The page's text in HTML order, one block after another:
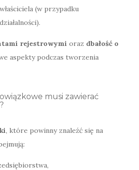
(w przypadku
rejestrowymi oraz dbałość o
aspekty podczas tworzenia
musi zawierać
, które powinny znaleźć się na